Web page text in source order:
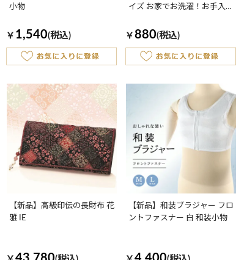
小物
￥ 1,540(税込)
イズ お家でお洗濯！お手入れ
物
￥ 880(税込)
【新品】高級印伝の長財布 花
雅 IE
【新品】和装ブラジャー フロ
ントファスナー 白 和装小物